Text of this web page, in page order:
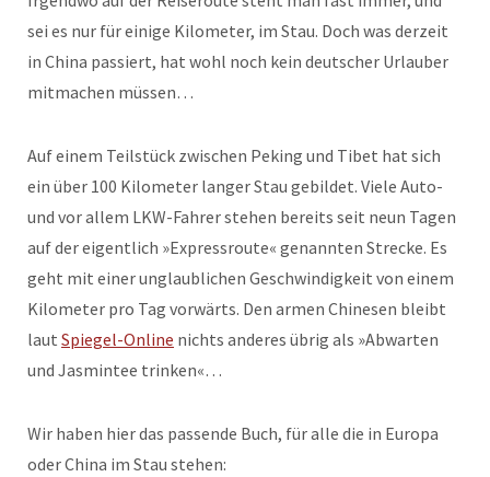
sei es nur für einige Kilometer, im Stau. Doch was derzeit
in China passiert, hat wohl noch kein deutscher Urlauber
mitmachen müssen…
Auf einem Teilstück zwischen Peking und Tibet hat sich
ein über 100 Kilometer langer Stau gebildet. Viele Auto-
und vor allem LKW-Fahrer stehen bereits seit neun Tagen
auf der eigentlich »Expressroute« genannten Strecke. Es
geht mit einer unglaublichen Geschwindigkeit von einem
Kilometer pro Tag vorwärts. Den armen Chinesen bleibt
laut Spiegel-Online nichts anderes übrig als »Abwarten
und Jasmintee trinken«…
Wir haben hier das passende Buch, für alle die in Europa
oder China im Stau stehen: